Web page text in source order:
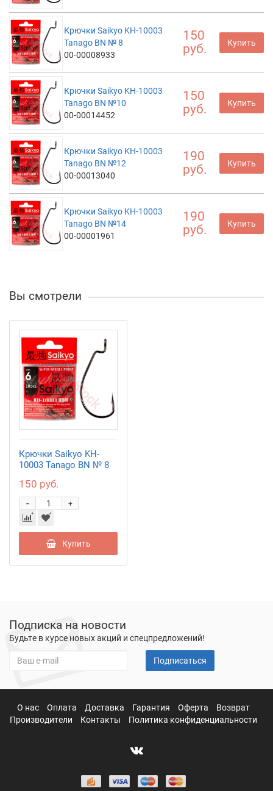
Крючки Saikyo KH-10003
Tanago BN № 8
00-00008933
150
руб.
Купить
Крючки Saikyo KH-10003
Tanago BN №10
00-00014452
150
руб.
Купить
Крючки Saikyo KH-10003
Tanago BN №12
00-00013040
190
руб.
Купить
Крючки Saikyo KH-10003
Tanago BN №14
00-00001961
190
руб.
Купить
Вы смотрели
Крючки Saikyo KH-
10003 Tanago BN № 8
150 руб.
+
-
Купить
Подписка на новости
Будьте в курсе новых акций и спецпредложений!
Подписаться
О нас Оплата Доставка Гарантия Оферта
Возврат
Производители
Контакты Политика конфиденциальности